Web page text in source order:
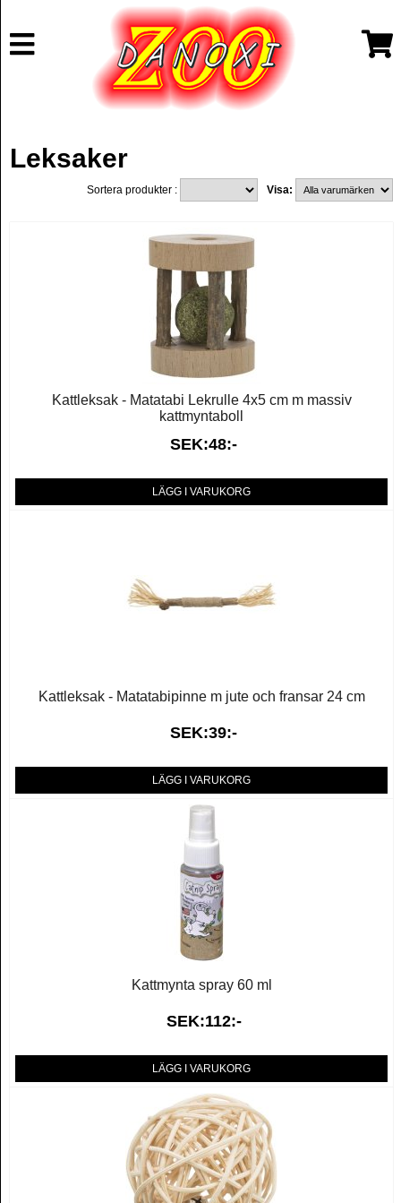
Leksaker
Sortera produkter : Visa:
Kattleksak - Matatabi Lekrulle 4x5 cm m massiv
kattmyntaboll
SEK:48:-
LÄGG I VARUKORG
Kattleksak - Matatabipinne m jute och fransar 24 cm
SEK:39:-
LÄGG I VARUKORG
Kattmynta spray 60 ml
SEK:112:-
LÄGG I VARUKORG